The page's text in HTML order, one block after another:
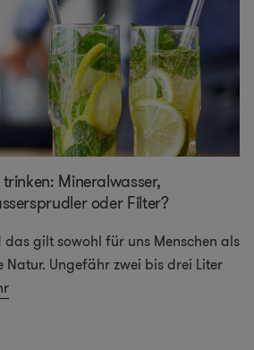
Mineralwasser,
oder Filter?
das gilt sowohl für uns Menschen als
Ungefähr zwei bis drei Liter